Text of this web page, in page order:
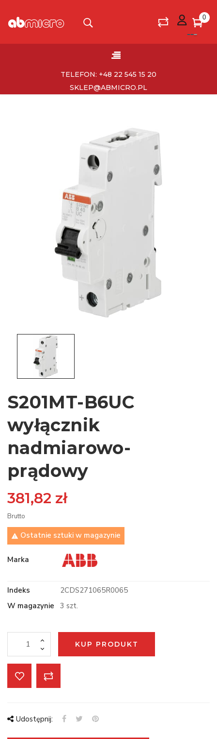
0
Toggle
☰
TELEFON: +48 22 545 15 20
SKLEP@ABMICRO.PL
S201MT-B6UC
wyłącznik
nadmiarowo-
prądowy
381,82 zł
Brutto
 Ostatnie sztuki w magazynie
Marka
Indeks
2CDS271065R0065
W magazynie
3 szt.
KUP PRODUKT
Udostępnij: